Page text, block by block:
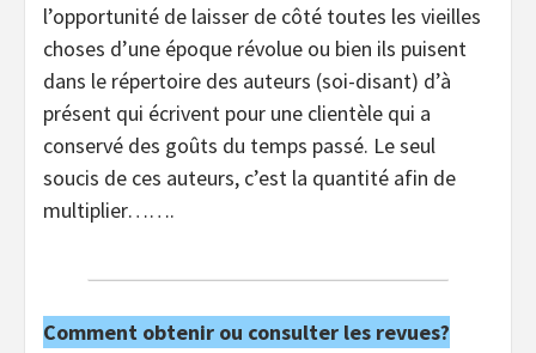
l’opportunité de laisser de côté toutes les vieilles
choses d’une époque révolue ou bien ils puisent
dans le répertoire des auteurs (soi-disant) d’à
présent qui écrivent pour une clientèle qui a
conservé des goûts du temps passé. Le seul
soucis de ces auteurs, c’est la quantité afin de
multiplier…….
Comment obtenir ou consulter les revues?